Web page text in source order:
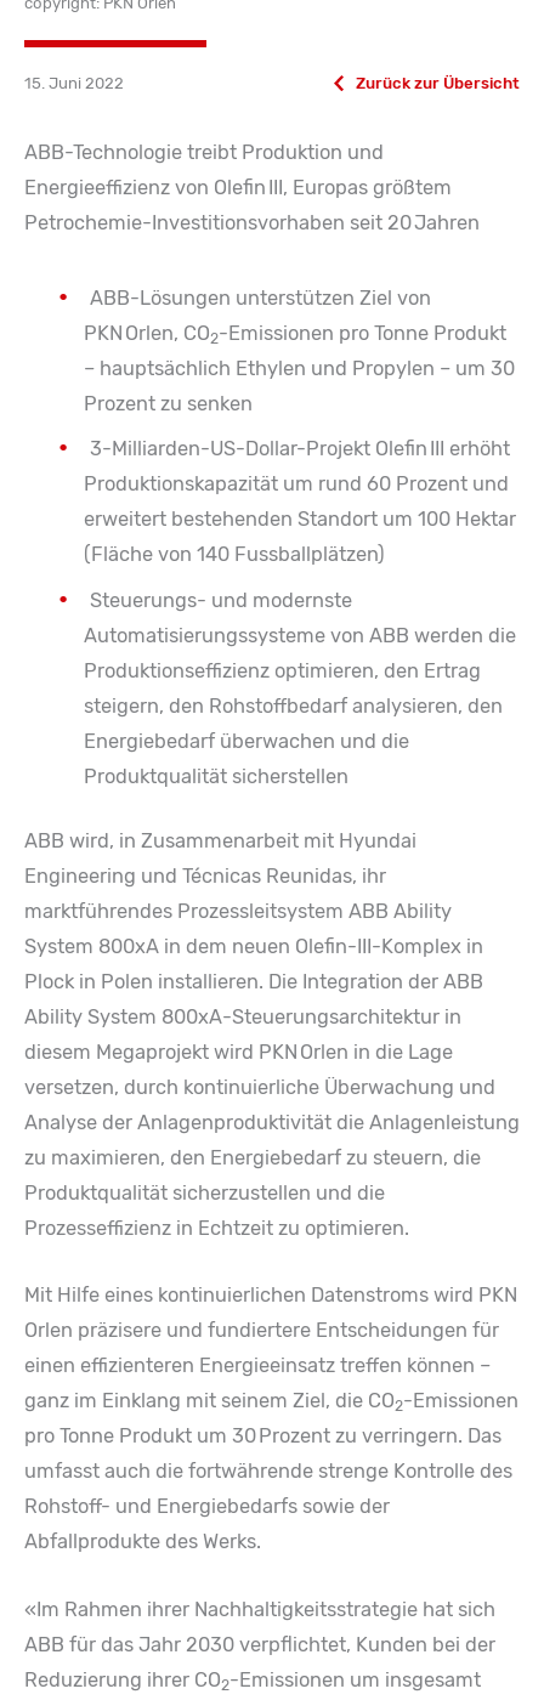
15. Juni 2022 Zurück zur Übersicht
ABB-Technologie treibt Produktion und
Energieeffizienz von Olefin III, Europas größtem
Petrochemie-Investitionsvorhaben seit 20 Jahren
ABB-Lösungen unterstützen Ziel von
PKN Orlen, CO2-Emissionen pro Tonne Produkt
– hauptsächlich Ethylen und Propylen – um 30
Prozent zu senken
3-Milliarden-US-Dollar-Projekt Olefin III erhöht
Produktionskapazität um rund 60 Prozent und
erweitert bestehenden Standort um 100 Hektar
(Fläche von 140 Fussballplätzen)
Steuerungs- und modernste
Automatisierungssysteme von ABB werden die
Produktionseffizienz optimieren, den Ertrag
steigern, den Rohstoffbedarf analysieren, den
Energiebedarf überwachen und die
Produktqualität sicherstellen
ABB wird, in Zusammenarbeit mit Hyundai
Engineering und Técnicas Reunidas, ihr
marktführendes Prozessleitsystem ABB Ability
System 800xA in dem neuen Olefin-III-Komplex in
Plock in Polen installieren. Die Integration der ABB
Ability System 800xA-Steuerungsarchitektur in
diesem Megaprojekt wird PKN Orlen in die Lage
versetzen, durch kontinuierliche Überwachung und
Analyse der Anlagenproduktivität die Anlagenleistung
zu maximieren, den Energiebedarf zu steuern, die
Produktqualität sicherzustellen und die
Prozesseffizienz in Echtzeit zu optimieren.
Mit Hilfe eines kontinuierlichen Datenstroms wird PKN
Orlen präzisere und fundiertere Entscheidungen für
einen effizienteren Energieeinsatz treffen können –
ganz im Einklang mit seinem Ziel, die CO2-Emissionen
pro Tonne Produkt um 30 Prozent zu verringern. Das
umfasst auch die fortwährende strenge Kontrolle des
Rohstoff- und Energiebedarfs sowie der
Abfallprodukte des Werks.
«Im Rahmen ihrer Nachhaltigkeitsstrategie hat sich
ABB für das Jahr 2030 verpflichtet, Kunden bei der
Reduzierung ihrer CO2-Emissionen um insgesamt